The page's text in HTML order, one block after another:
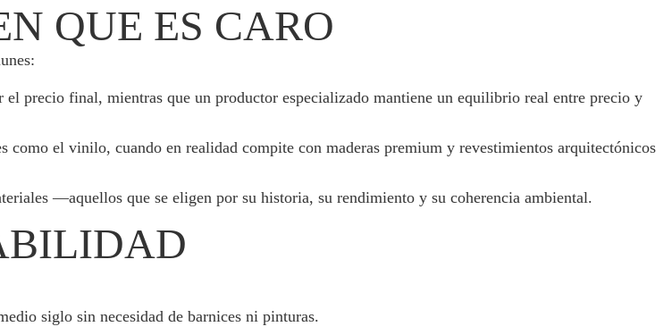
QUE ES CARO
precio final, mientras que un productor especializado mantiene un equilibrio real entre precio y
como el vinilo, cuando en realidad compite con maderas premium y revestimientos arquitectónicos
—aquellos que se eligen por su historia, su rendimiento y su coherencia ambiental.
siglo sin necesidad de barnices ni pinturas.